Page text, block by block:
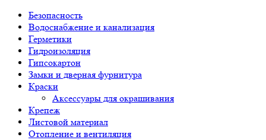
Безопасность
Водоснабжение и канализация
Герметики
Гидроизоляция
Гипсокартон
Замки и дверная фурнитура
Краски
Аксессуары для окрашивания
Крепеж
Листовой материал
Отопление и вентиляция